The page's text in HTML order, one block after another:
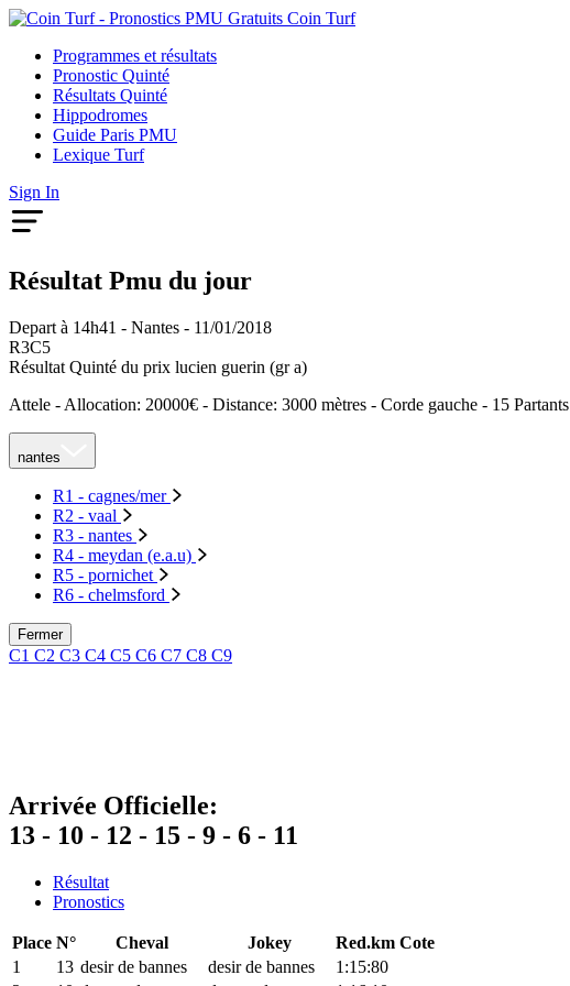
Coin Turf
Programmes et résultats
Pronostic Quinté
Résultats Quinté
Hippodromes
Guide Paris PMU
Lexique Turf
Sign In
Résultat Pmu du jour
Depart à 14h41 - Nantes - 11/01/2018
R3C5
Résultat Quinté du prix lucien guerin (gr a)
Attele - Allocation: 20000€ - Distance: 3000 mètres - Corde gauche - 15 Partants
nantes
R1 - cagnes/mer
R2 - vaal
R3 - nantes
R4 - meydan (e.a.u)
R5 - pornichet
R6 - chelmsford
Fermer
C1 C2 C3 C4 C5 C6 C7 C8 C9
Arrivée Officielle:
13 - 10 - 12 - 15 - 9 - 6 - 11
Résultat
Pronostics
Place N° Cheval Jokey Red.km Cote
1
13 desir de bannes desir de bannes
1:15:80